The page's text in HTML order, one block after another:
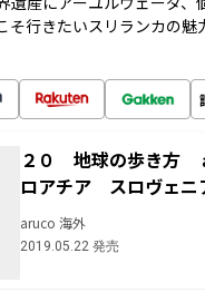
そ行きたいスリランカの魅
２０ 地球の歩き方
ロアチア スロヴェニ
aruco 海外
2019.05.22 発売